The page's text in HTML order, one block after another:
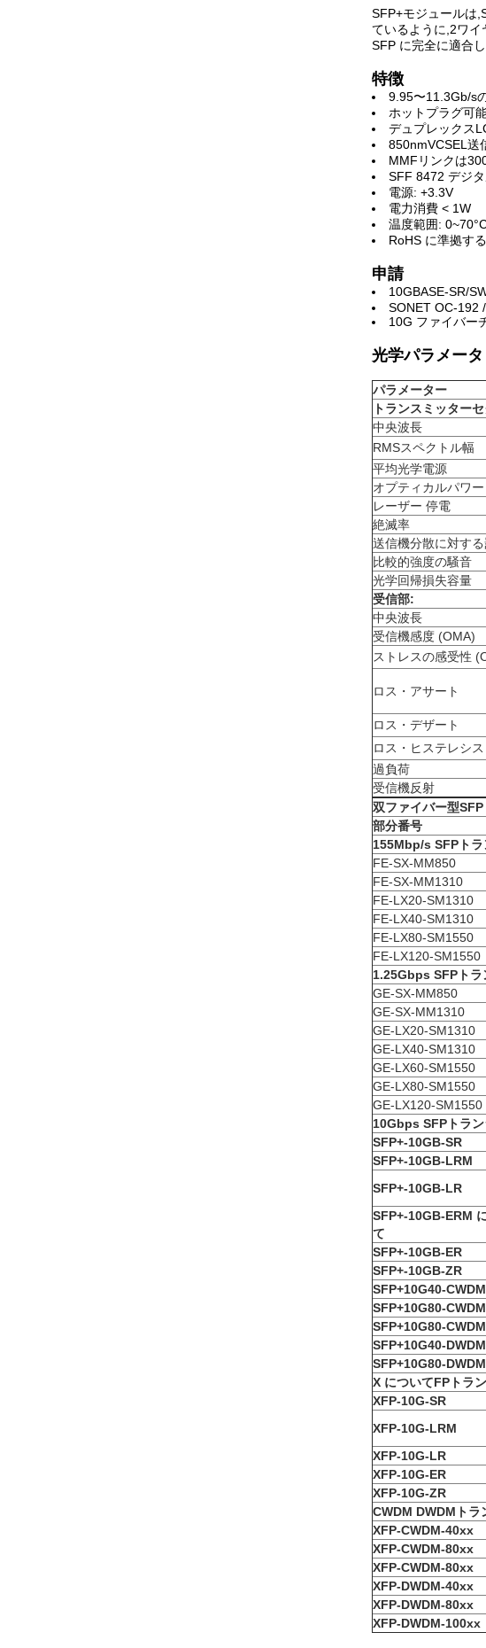
SFP+モジュールは
ているように,2ワイ
SFP に完全に適合
特徴
9.95〜11.3Gb/s
ホットプラグ可
デュプレックス
850nmVCSEL送
MMFリンクは
SFF 8472 デジ
電源: +3.3V
電力消費 < 1W
温度範囲:
RoHS に準拠する
申請
10GBASE-SR/
SONET OC-192
10G ファイバー
光学パラメータ
パラメーター
トランスミッター
中央波長
RMSスペクトル幅
平均光学電源
オプティカルパワ
レーザー 停電
絶滅率
送信機分散に対する
比較的強度の騒音
光学回帰損失容量
受信部:
中央波長
受信機感度 (OMA)
ストレスの感受性
ロス・アサート
ロス・デザート
ロス・ヒステレシス
過負荷
受信機反射
双ファイバー型SFP
部分番号
155Mbp/s SFP ト
FE-SX-MM850
FE-SX-MM1310
FE-LX20-SM1310
FE-LX40-SM1310
FE-LX80-SM1550
FE-LX120-SM1550
1.25Gbps SFP ト
GE-SX-MM850
GE-SX-MM1310
GE-LX20-SM1310
GE-LX40-SM1310
GE-LX60-SM1550
GE-LX80-SM1550
GE-LX120-SM1550
10Gbps SFP トラ
SFP+-10GB-SR
SFP+-10GB-LRM
SFP+-10GB-LR
SFP+-10GB-ERM
て
SFP+-10GB-ER
SFP+-10GB-ZR
SFP+10G40-CWDM
SFP+10G80-CWDM
SFP+10G80-CWDM
SFP+10G40-DWDM
SFP+10G80-DWDM
X についてFP トラ
XFP-10G-SR
XFP-10G-LRM
XFP-10G-LR
XFP-10G-ER
XFP-10G-ZR
CWDM DWDMトラ
XFP-CWDM-40xx
XFP-CWDM-80xx
XFP-CWDM-80xx
XFP-DWDM-40xx
XFP-DWDM-80xx
XFP-DWDM-100xx